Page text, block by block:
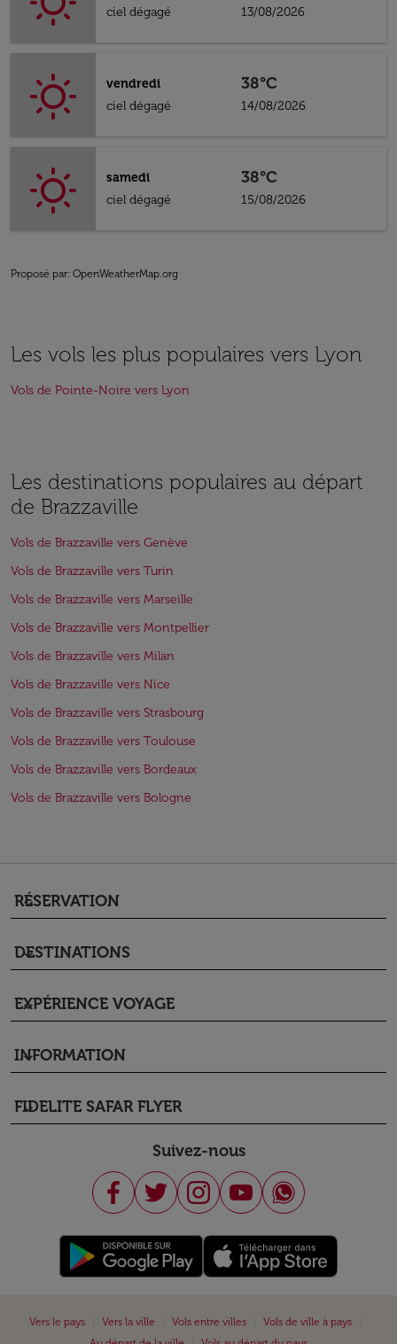
ciel dégagé
13/08/2026
vendredi
ciel dégagé
38°C
14/08/2026
samedi
ciel dégagé
38°C
15/08/2026
Proposé par: OpenWeatherMap.org
Les vols les plus populaires vers Lyon
Vols de Pointe-Noire vers Lyon
Les destinations populaires au départ
de Brazzaville
Vols de Brazzaville vers Genève
Vols de Brazzaville vers Turin
Vols de Brazzaville vers Marseille
Vols de Brazzaville vers Montpellier
Vols de Brazzaville vers Milan
Vols de Brazzaville vers Nice
Vols de Brazzaville vers Strasbourg
Vols de Brazzaville vers Toulouse
Vols de Brazzaville vers Bordeaux
Vols de Brazzaville vers Bologne
RÉSERVATION
keyboard_arrow_down
DESTINATIONS
keyboard_arrow_down
EXPÉRIENCE VOYAGE
keyboard_arrow_down
INFORMATION
keyboard_arrow_down
FIDELITE SAFAR FLYER
keyboard_arrow_down
Suivez-nous
Vers le pays Vers la ville Vols entre villes Vols de ville à pays